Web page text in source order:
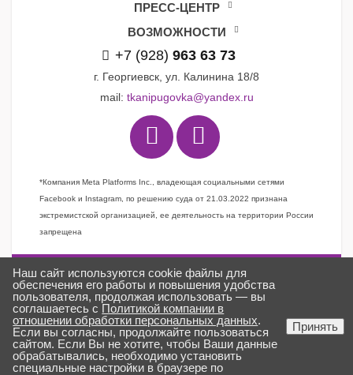
ПРЕСС-ЦЕНТР
ВОЗМОЖНОСТИ
+7 (928) 963 63 73
г. Георгиевск, ул. Калинина 18/8
mail: tkanipugovka@yandex.ru
*Компания Meta Platforms Inc., владеющая социальными сетями
Facebook и Instagram, по решению суда от 21.03.2022 признана
экстремистской организацией, ее деятельность на территории России
запрещена
Задать вопрос
Заказать звонок
Создано вГИПЕРКУБ®
ткани «Пуговка» © 2025
Наш сайт используются cookie файлы для
обеспечения его работы и повышения удобства
пользователя, продолжая использовать — вы
соглашаетесь с Политикой компании в
отношении обработки персональных данных.
Если вы согласны, продолжайте пользоваться
сайтом. Если Вы не хотите, чтобы Ваши данные
обрабатывались, необходимо установить
специальные настройки в браузере по
Принять